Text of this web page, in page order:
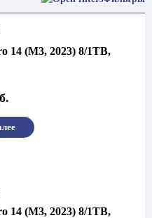
14 (M3, 2023) 8/1TB,
14 (M3, 2023) 8/1TB,